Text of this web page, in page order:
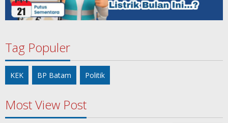
Tag Populer
KEK BP Batam Politik
Most View Post